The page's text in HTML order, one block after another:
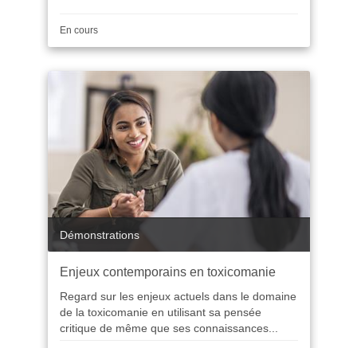
Durée
En cours
Catégorie
Démonstrations
Enjeux contemporains en toxicomanie
Regard sur les enjeux actuels dans le domaine
de la toxicomanie en utilisant sa pensée
critique de même que ses connaissances...